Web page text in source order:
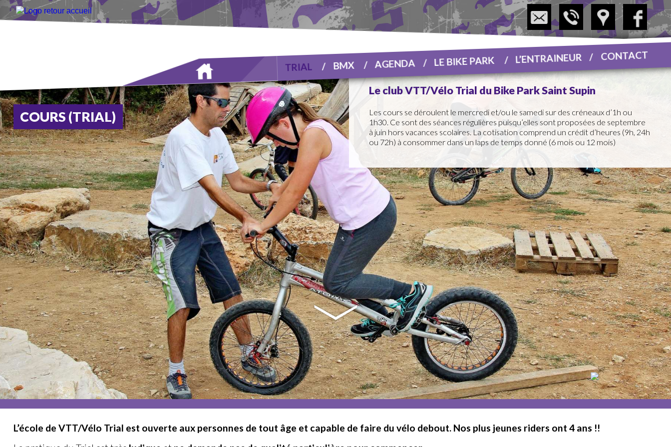
TRIAL BMX AGENDA LE BIKE PARK L’ENTRAINEUR CONTACT
COURS (TRIAL)
Le club VTT/Vélo Trial du Bike Park Saint Supin
Les cours se déroulent le mercredi et/ou le samedi sur des créneaux d’1h ou
1h30. Ce sont des séances régulières puisqu’elles sont proposées de septembre
à juin hors vacances scolaires. La cotisation comprend un crédit d’heures (9h, 24h
ou 72h) à consommer dans un laps de temps donné (6 mois ou 12 mois)
L’école de VTT/Vélo Trial est ouverte aux personnes de tout âge et capable de faire du vélo debout. Nos plus jeunes riders ont 4 ans !!